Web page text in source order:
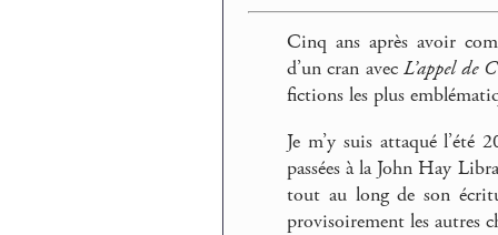
Cinq ans après avoir
d’un cran avecL’appel de
fictions les plus
Je m’y suis attaqué l’été
passées à la John Hay
tout au long de son
provisoirement les autres